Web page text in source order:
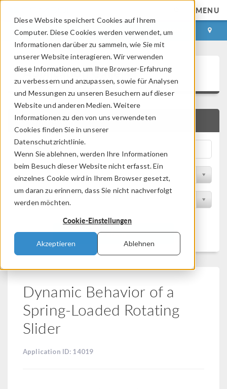
Diese Website speichert Cookies auf Ihrem
Computer. Diese Cookies werden verwendet, um
Informationen darüber zu sammeln, wie Sie mit
unserer Website interagieren. Wir verwenden
diese Informationen, um Ihre Browser-Erfahrung
zu verbessern und anzupassen, sowie für Analysen
und Messungen zu unseren Besuchern auf dieser
Website und anderen Medien. Weitere
Informationen zu den von uns verwendeten
Cookies finden Sie in unserer
Datenschutzrichtlinie.
Wenn Sie ablehnen, werden Ihre Informationen
beim Besuch dieser Website nicht erfasst. Ein
einzelnes Cookie wird in Ihrem Browser gesetzt,
um daran zu erinnern, dass Sie nicht nachverfolgt
werden möchten.
Cookie-Einstellungen
Akzeptieren Ablehnen
MENU
ANMELDEN KONTAKT
Application Gallery
SCHNELLSUCHE
Nach Themenbereich filtern
Nach Produkt filtern
Filtern
Dynamic Behavior of a
Spring-Loaded Rotating
Slider
Application ID: 14019